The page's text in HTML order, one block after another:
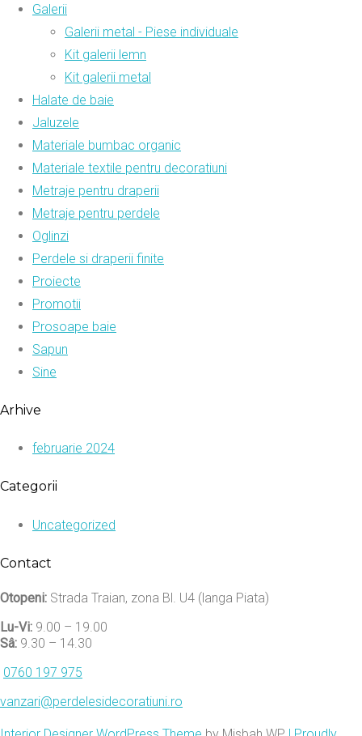
Galerii
Galerii metal - Piese individuale
Kit galerii lemn
Kit galerii metal
Halate de baie
Jaluzele
Materiale bumbac organic
Materiale textile pentru decoratiuni
Metraje pentru draperii
Metraje pentru perdele
Oglinzi
Perdele si draperii finite
Proiecte
Promotii
Prosoape baie
Sapun
Sine
Arhive
februarie 2024
Categorii
Uncategorized
Contact
Otopeni: Strada Traian, zona Bl. U4 (langa Piata)
Lu-Vi: 9.00 – 19.00
Sâ: 9.30 – 14.30
0760 197 975
vanzari@perdelesidecoratiuni.ro